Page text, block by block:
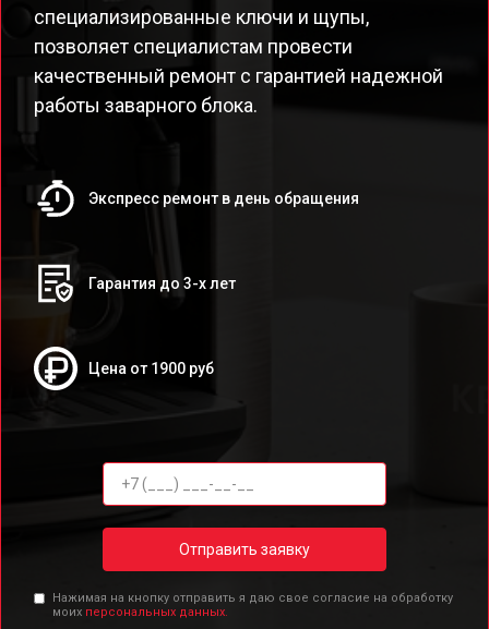
специализированные ключи и щупы,
позволяет специалистам провести
качественный ремонт с гарантией надежной
работы заварного блока.
Экспресс ремонт в день обращения
Гарантия до 3-х лет
Цена от 1900 руб
Отправить заявку
Нажимая на кнопку отправить я даю свое согласие на обработку
моих персональных данных.